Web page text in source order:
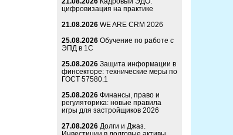
цифровизация на практике
21.08.2026 WE ARE CRM 2026
25.08.2026 Обучение по работе с
ЭПД в 1С
25.08.2026 Защита информации в
финсекторе: технические меры по
ГОСТ 57580.1
25.08.2026 Финансы, право и
регуляторика: новые правила
игры для застройщиков 2026
27.08.2026 Долги и Джаз.